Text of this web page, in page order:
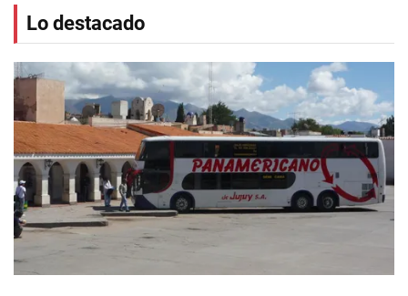
Lo destacado